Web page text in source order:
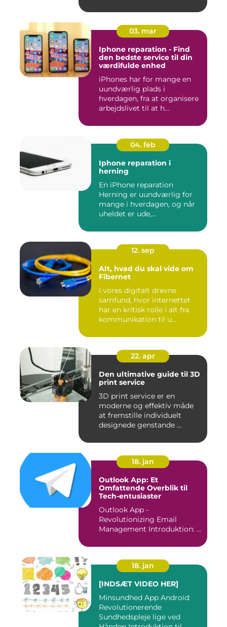
03. mar
Iphone reparation - Find
den bedste service til din
værdifulde enhed
iPhones har for mange en
uundværlig plads i
hverdagen, fra at organisere
arbejdslivet til at h...
04. feb
Iphone reparation i
herning
En iPhone reparation
Herning er uundværlig for
mange i hverdagen, og når
uheldet er ude,...
12. sep
Alt, hvad du skal vide om
Fibernet
I vores digitalt drevne
samfund, hvor internettet
har en kritisk rolle i alt fra
kommunikation til u...
22. apr
Den ultimative guide til 3D
print service
3D print service er en
moderne og effektiv måde
at fremstille individuelt
designede genstande ...
18. jan
Outlook App: Et
Omfattende Overblik til
Tech-entusiaster
Outlook App -
Revolutionizing Email
Management Introduktion: ...
18. jan
[INDSÆT VIDEO HER]
Minsundhed App Android:
Revolutionerende
Sundhedspleje lige ved